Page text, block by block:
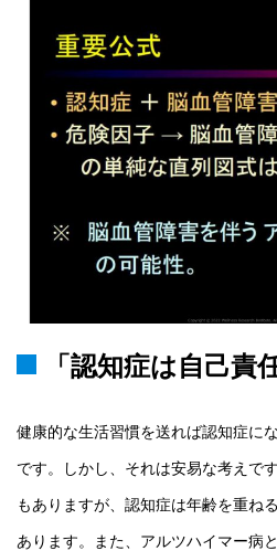
「認知症は自己責
健康的な生活習慣を送れば認知症に
です。しかし、それは安易な考えで
もありますが、認知症は年齢を重ね
あります。また、アルツハイマー病